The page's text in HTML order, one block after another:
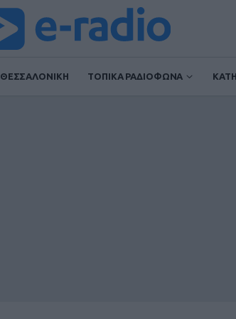
ΘΕΣΣΑΛΟΝΙΚΗ ΤΟΠΙΚΑ ΡΑΔΙΟΦΩΝΑ